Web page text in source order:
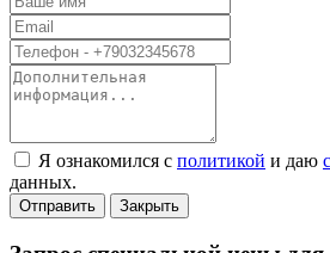
Я ознакомился с политикой и даю
данных.
Отправить Закрыть